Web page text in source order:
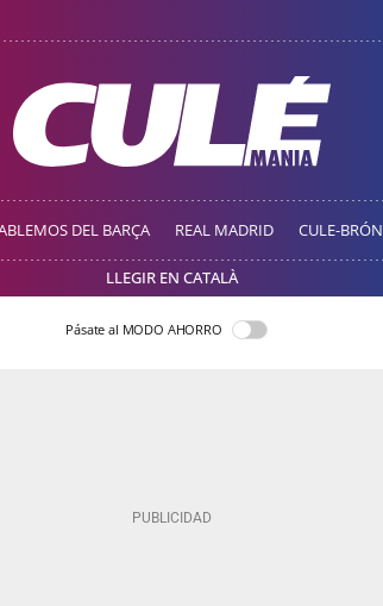
DEL BARÇA REAL MADRID CULE-BRÓN
LLEGIR EN CATALÀ
Pásate al MODO AHORRO